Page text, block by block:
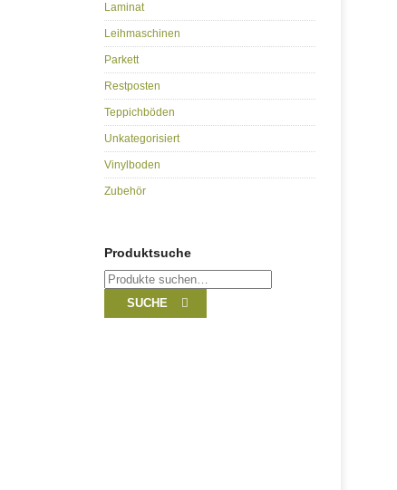
Laminat
Leihmaschinen
Parkett
Restposten
Teppichböden
Unkategorisiert
Vinylboden
Zubehör
Produktsuche
Suche
nach:
SUCHE